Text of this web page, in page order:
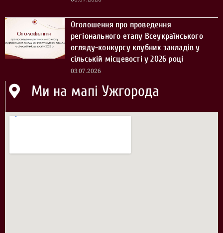
Оголошення про проведення
регіонального етапу Всеукраїнського
огляду-конкурсу клубних закладів у
сільській місцевості у 2026 році
03.07.2026
Ми на мапі Ужгорода